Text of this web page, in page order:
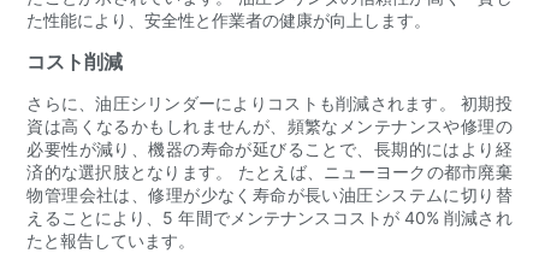
た性能により、安全性と作業者の健康が向上します。
コスト削減
さらに、油圧シリンダーによりコストも削減されます。 初期投
資は高くなるかもしれませんが、頻繁なメンテナンスや修理の
必要性が減り、機器の寿命が延びることで、長期的にはより経
済的な選択肢となります。 たとえば、ニューヨークの都市廃棄
物管理会社は、修理が少なく寿命が長い油圧システムに切り替
えることにより、5 年間でメンテナンスコストが 40% 削減され
たと報告しています。